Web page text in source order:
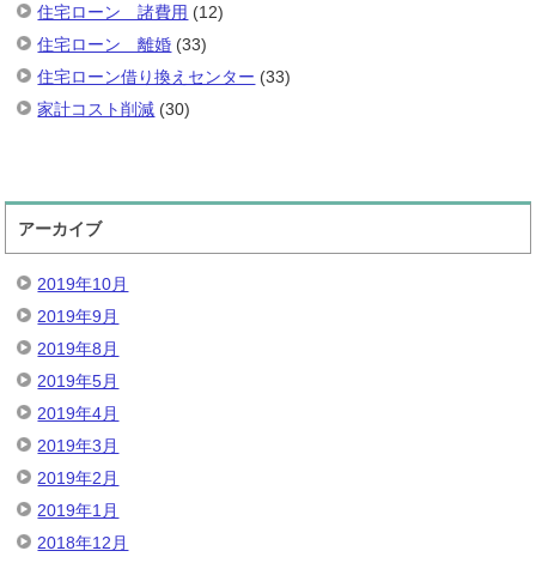
住宅ローン 諸費用 (12)
住宅ローン 離婚 (33)
住宅ローン借り換えセンター (33)
家計コスト削減 (30)
アーカイブ
2019年10月
2019年9月
2019年8月
2019年5月
2019年4月
2019年3月
2019年2月
2019年1月
2018年12月